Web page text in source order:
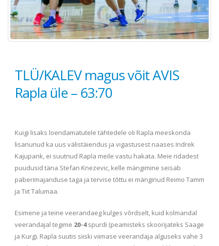
TLÜ/KALEV magus võit AVIS
Rapla üle – 63:70
Kuigi lisaks loendamatutele tähtedele oli Rapla meeskonda
lisanunud ka uus välistäiendus ja vigastusest naases Indrek
Kajupank, ei suutnud Rapla meile vastu hakata. Meie ridadest
puudusid täna Stefan Knezevic, kelle mängimine seisab
paberimajanduse taga ja tervise tõttu ei mänginud Reimo Tamm
ja Tiit Talumaa.
Esimene ja teine veerandaeg kulges võrdselt, kuid kolmandal
veerandajal tegime 20-4spurdi (peamisteks skoorijateks Saage
ja Kurg). Rapla suutis siiski viimase veerandaja alguseks vahe 3